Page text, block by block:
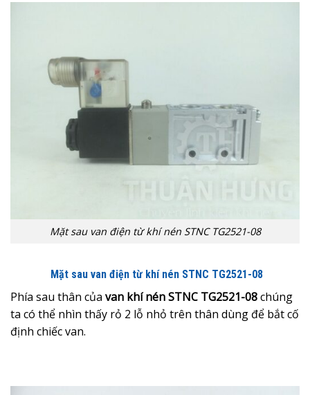
Mặt sau van điện từ khí nén STNC TG2521-08
Mặt sau van điện từ khí nén STNC TG2521-08
Phía sau thân của van khí nén STNC TG2521-08chúng
ta có thể nhìn thấy rỏ 2 lỗ nhỏ trên thân dùng để bắt cố
định chiếc van.